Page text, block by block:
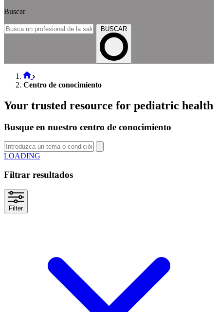
Buscar
BUSCAR
Centro de conocimiento
Your trusted resource for pediatric health
Busque en nuestro centro de conocimiento
SEARCH
Filtrar resultados
Filter